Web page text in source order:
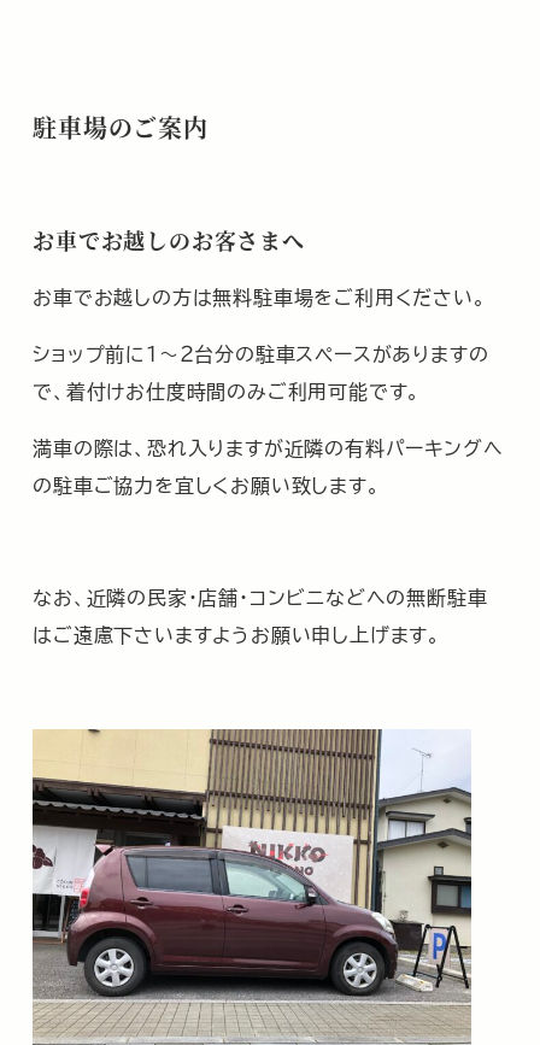
駐車場のご案内
お車でお越しのお客さまへ
お車でお越しの方は無料駐車場をご利用ください。
ショップ前に１～２台分の駐車スペースがありますの
で、 着付けお仕度時間のみご利用可能です。
満車の際は、 恐れ入りますが近隣の有料パーキングへ
の駐車ご協力を宜しくお願い致します。
なお、近隣の民家・店舗・コンビニなどへの無断駐車
はご遠慮下さいますようお願い申し上げます。